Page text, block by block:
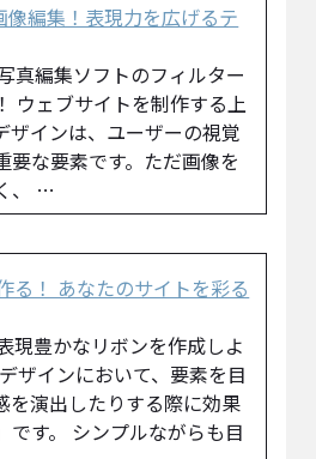
像編集！表現力を広げるテ
真編集ソフトのフィルター
ウェブサイトを制作する上
ザインは、ユーザーの視覚
要な要素です。ただ画像を
、 …
る！ あなたのサイトを彩る
現豊かなリボンを作成しよ
ザインにおいて、要素を目
を演出したりする際に効果
です。 シンプルながらも目